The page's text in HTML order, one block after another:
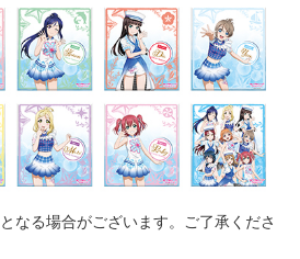
なる場合がございます。ご了承くださ